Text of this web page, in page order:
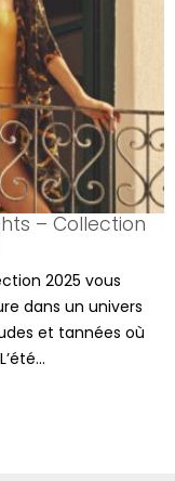
vous
un univers
tannées où